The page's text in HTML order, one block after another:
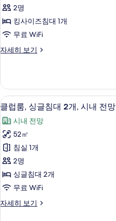
기
세
히
보
기
이
즈
침
대
개,
시
내
전
망
사
진
모
두
보
2명
킹사이즈침대 1개
무료 WiFi
자세히 보기
클
사
이
즈
대
개,
시
내
전
망
자
히
클
럽
룸,
싱
글
침
대
개,
17
클럽룸, 싱글침대 2개, 시내 전망
시내 전망
52㎡
침실 1개
2명
싱글침대 2개
무료 WiFi
자세히 보기
클